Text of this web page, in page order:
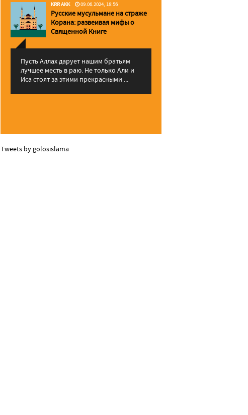
KRR AKK 09.06.2024, 18:56
Русские мусульмане на страже
Корана: pазвеивая мифы о
Священной Книге
Пусть Аллах дарует нашим братьям
лучшее месть в раю. Не только Али и
Иса стоят за этими прекрасными ...
Tweets by golosislama